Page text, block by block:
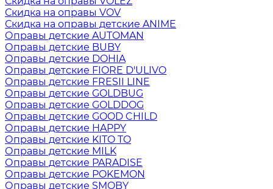
Скидка на оправы VOV
Скидка на оправы детские ANIME
Оправы детские AUTOMAN
Оправы детские BUBY
Оправы детские DOHIA
Оправы детские FIORE D'ULIVO
Оправы детские FRESII LINE
Оправы детские GOLDBUG
Оправы детские GOLDDOG
Оправы детские GOOD CHILD
Оправы детские HAPPY
Оправы детские KITO TO
Оправы детские MILK
Оправы детские PARADISE
Оправы детские POKEMON
Оправы детские SMOBY